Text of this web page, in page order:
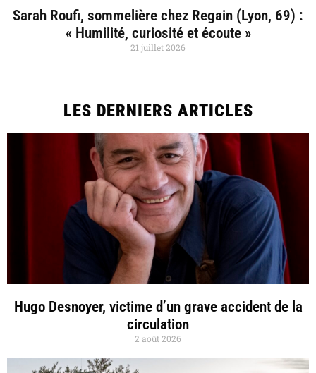
Sarah Roufi, sommelière chez Regain (Lyon, 69) :
« Humilité, curiosité et écoute »
21 juillet 2026
LES DERNIERS ARTICLES
Hugo Desnoyer, victime d’un grave accident de la
circulation
2 août 2026